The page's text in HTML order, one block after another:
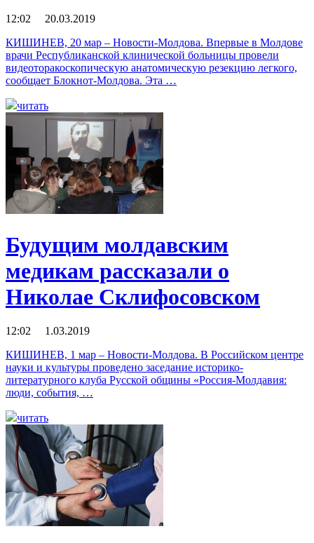
12:02 20.03.2019
КИШИНЕВ, 20 мар – Новости-Молдова. Впервые в Молдове
врачи Республиканской клинической больницы провели
видеоторакоскопическую анатомическую резекцию легкого,
сообщает Блокнот-Молдова. Эта …
читать
Будущим молдавским
медикам рассказали о
Николае Склифосовском
12:02 1.03.2019
КИШИНЕВ, 1 мар – Новости-Молдова. В Российском центре
науки и культуры проведено заседание историко-
литературного клуба Русской общины «Россия-Молдавия:
люди, события, …
читать